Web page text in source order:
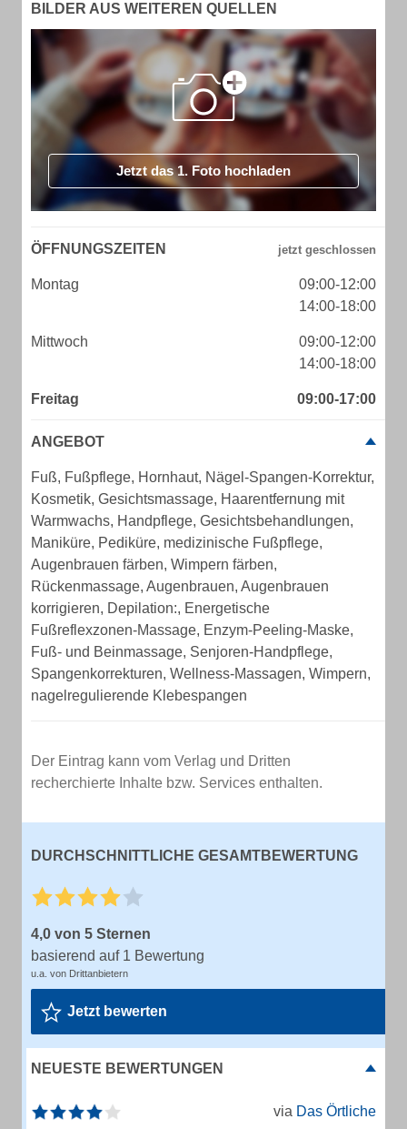
BILDER AUS WEITEREN QUELLEN
Jetzt das 1. Foto hochladen
ÖFFNUNGSZEITEN
Montag
09:00-12:00
14:00-18:00
Mittwoch
09:00-12:00
14:00-18:00
Freitag 09:00-17:00
ANGEBOT
Fuß, Fußpflege, Hornhaut, Nägel-Spangen-Korrektur,
Kosmetik, Gesichtsmassage, Haarentfernung mit
Warmwachs, Handpflege, Gesichtsbehandlungen,
Maniküre, Pediküre, medizinische Fußpflege,
Augenbrauen färben, Wimpern färben,
Rückenmassage, Augenbrauen, Augenbrauen
korrigieren, Depilation:, Energetische
Fußreflexzonen-Massage, Enzym-Peeling-Maske,
Fuß- und Beinmassage, Senjoren-Handpflege,
Spangenkorrekturen, Wellness-Massagen, Wimpern,
nagelregulierende Klebespangen
Der Eintrag kann vom Verlag und Dritten
recherchierte Inhalte bzw. Services enthalten.
DURCHSCHNITTLICHE GESAMTBEWERTUNG
4,0 von 5 Sternen
basierend auf 1 Bewertung
u.a. von Drittanbietern
Jetzt bewerten
NEUESTE BEWERTUNGEN
via Das Örtliche